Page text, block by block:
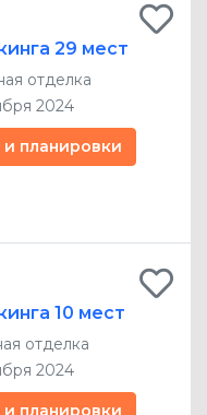
29 мест
отделка
2024
планировки
10 мест
отделка
2024